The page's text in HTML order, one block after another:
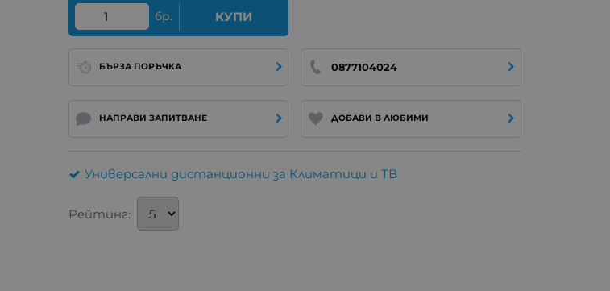
бр. КУПИ
БЪРЗА ПОРЪЧКА 0877104024
НАПРАВИ ЗАПИТВАНЕ ДОБАВИ В ЛЮБИМИ
Универсални дистанционни за Климатици и ТВ
Рейтинг: